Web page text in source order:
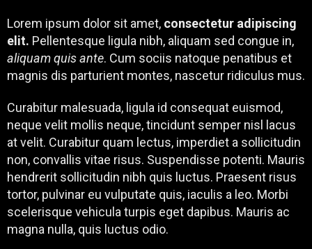
Lorem ipsum dolor sit amet, consectetur adipiscing
elit. Pellentesque ligula nibh, aliquam sed congue in,
aliquam quis ante. Cum sociis natoque penatibus et
magnis dis parturient montes, nascetur ridiculus mus.
Curabitur malesuada, ligula id consequat euismod,
neque velit mollis neque, tincidunt semper nisl lacus
at velit. Curabitur quam lectus, imperdiet a sollicitudin
non, convallis vitae risus. Suspendisse potenti. Mauris
hendrerit sollicitudin nibh quis luctus. Praesent risus
tortor, pulvinar eu vulputate quis, iaculis a leo. Morbi
scelerisque vehicula turpis eget dapibus. Mauris ac
magna nulla, quis luctus odio.